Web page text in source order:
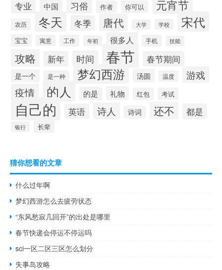
专业 中国 习俗 作者 你可以 元宵节
农历 冬天 冬季 唐代 大学 学校 宋代
宝宝 寓意 工作 年初 很多人 手机 技能
攻略 新年 时间 春节 春节期间
是一个 是一种 梦幻西游 汤圆 温度 游戏
疫情 的人 的是 礼物 红包 考试
自己的 英语 诗人 诗词 还不 都是
银行 长辈
猜你想看的文章
什么过年啊
梦幻西游怎么去疲劳状态
“东风愁寂几回开”的出处是哪里
春节快递会停运不停运吗
sci一区二区三区怎么划分
失事岛攻略